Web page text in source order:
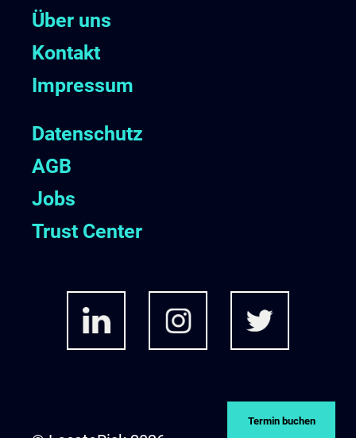
Über uns
Kontakt
Impressum
Datenschutz
AGB
Jobs
Trust Center
Termin buchen